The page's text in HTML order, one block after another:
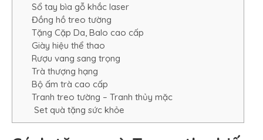
Sổ tay bìa gỗ khắc laser
Đồng hồ treo tường
Tặng Cặp Da, Balo cao cấp
Giày hiệu thể thao
Rượu vang sang trọng
Trà thượng hạng
Bộ ấm trà cao cấp
Tranh treo tường – Tranh thủy mặc
Set quà tặng sức khỏe